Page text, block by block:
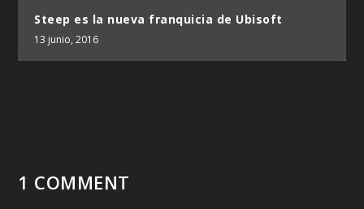
Steep es la nueva franquicia de Ubisoft
13 junio, 2016
1 COMMENT